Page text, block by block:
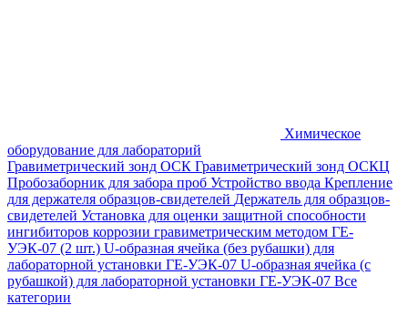
Химическое
оборудование для лабораторий
Гравиметрический зонд ОСК Гравиметрический зонд ОСКЦ
Пробозаборник для забора проб Устройство ввода Крепление
для держателя образцов-свидетелей Держатель для образцов-
свидетелей Установка для оценки защитной способности
ингибиторов коррозии гравиметрическим методом ГЕ-
УЭК-07 (2 шт.) U-образная ячейка (без рубашки) для
лабораторной установки ГЕ-УЭК-07 U-образная ячейка (с
рубашкой) для лабораторной установки ГЕ-УЭК-07 Все
категории